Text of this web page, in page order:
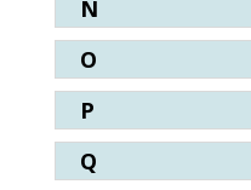
N
O
P
Q